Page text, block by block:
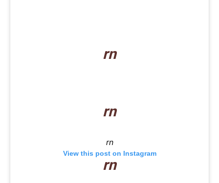
rn
rn
rn
View this post on Instagram
rn